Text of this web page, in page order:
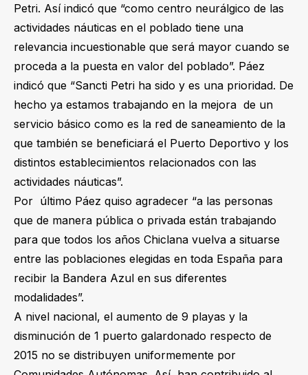
Petri. Así indicó que “como centro neurálgico de las
actividades náuticas en el poblado tiene una
relevancia incuestionable que será mayor cuando se
proceda a la puesta en valor del poblado”. Páez
indicó que “Sancti Petri ha sido y es una prioridad. De
hecho ya estamos trabajando en la mejora de un
servicio básico como es la red de saneamiento de la
que también se beneficiará el Puerto Deportivo y los
distintos establecimientos relacionados con las
actividades náuticas”.
Por último Páez quiso agradecer “a las personas
que de manera pública o privada están trabajando
para que todos los años Chiclana vuelva a situarse
entre las poblaciones elegidas en toda España para
recibir la Bandera Azul en sus diferentes
modalidades”.
A nivel nacional, el aumento de 9 playas y la
disminución de 1 puerto galardonado respecto de
2015 no se distribuyen uniformemente por